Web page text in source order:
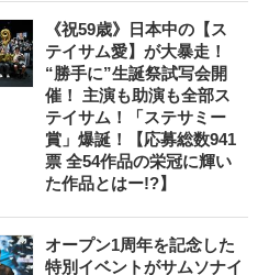
《祝59歳》日本中の【ス
テイサム愛】が大暴走！
“勝手に”生誕祭試写会開
催！ 主演も助演も全部ス
テイサム！「ステサミー
賞」爆誕！【応募総数941
票 全54作品の栄冠に輝い
た作品とはー!?】
オープン1周年を記念した
特別イベントがサムソナイ